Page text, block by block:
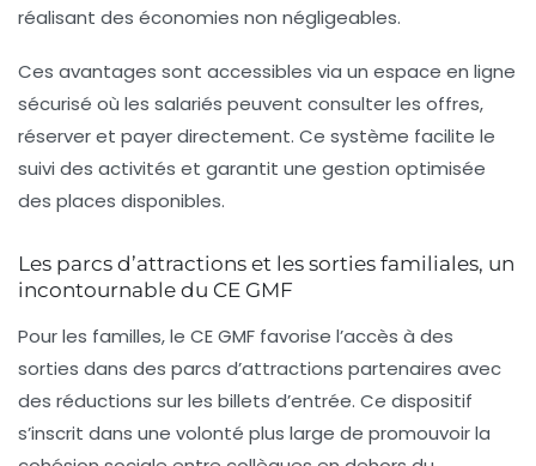
réalisant des économies non négligeables.
Ces avantages sont accessibles via un espace en ligne
sécurisé où les salariés peuvent consulter les offres,
réserver et payer directement. Ce système facilite le
suivi des activités et garantit une gestion optimisée
des places disponibles.
Les parcs d’attractions et les sorties familiales, un
incontournable du CE GMF
Pour les familles, le CE GMF favorise l’accès à des
sorties dans des parcs d’attractions partenaires avec
des réductions sur les billets d’entrée. Ce dispositif
s’inscrit dans une volonté plus large de promouvoir la